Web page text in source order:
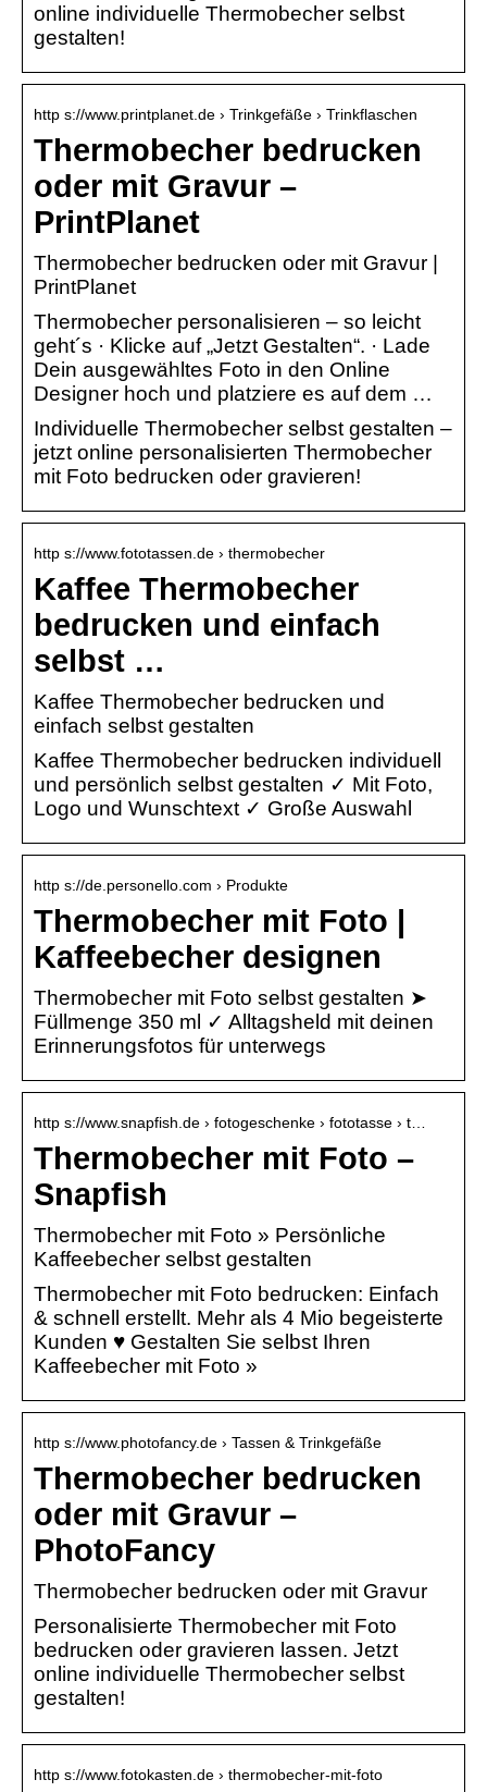
online individuelle Thermobecher selbst
gestalten!
http s://www.printplanet.de › Trinkgefäße › Trinkflaschen
Thermobecher bedrucken
oder mit Gravur –
PrintPlanet
Thermobecher bedrucken oder mit Gravur |
PrintPlanet
Thermobecher personalisieren – so leicht
geht´s · Klicke auf „Jetzt Gestalten“. · Lade
Dein ausgewähltes Foto in den Online
Designer hoch und platziere es auf dem …
Individuelle Thermobecher selbst gestalten –
jetzt online personalisierten Thermobecher
mit Foto bedrucken oder gravieren!
http s://www.fototassen.de › thermobecher
Kaffee Thermobecher
bedrucken und einfach
selbst …
Kaffee Thermobecher bedrucken und
einfach selbst gestalten
Kaffee Thermobecher bedrucken individuell
und persönlich selbst gestalten ✓ Mit Foto,
Logo und Wunschtext ✓ Große Auswahl
http s://de.personello.com › Produkte
Thermobecher mit Foto |
Kaffeebecher designen
Thermobecher mit Foto selbst gestalten ➤
Füllmenge 350 ml ✓ Alltagsheld mit deinen
Erinnerungsfotos für unterwegs
http s://www.snapfish.de › fotogeschenke › fototasse › t…
Thermobecher mit Foto –
Snapfish
Thermobecher mit Foto » Persönliche
Kaffeebecher selbst gestalten
Thermobecher mit Foto bedrucken: Einfach
& schnell erstellt. Mehr als 4 Mio begeisterte
Kunden ♥ Gestalten Sie selbst Ihren
Kaffeebecher mit Foto »
http s://www.photofancy.de › Tassen & Trinkgefäße
Thermobecher bedrucken
oder mit Gravur –
PhotoFancy
Thermobecher bedrucken oder mit Gravur
Personalisierte Thermobecher mit Foto
bedrucken oder gravieren lassen. Jetzt
online individuelle Thermobecher selbst
gestalten!
http s://www.fotokasten.de › thermobecher-mit-foto